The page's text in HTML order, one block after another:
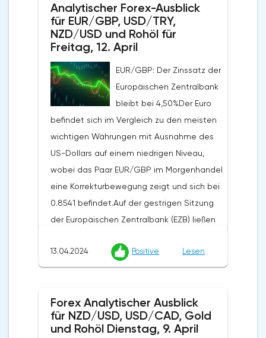
Erwartungen der Analysten von 0,3% und
der jährliche Index lag bei 3,5%, ebenfalls
über den prognostizierten 3,4%. Der
Vorjahr um 2,1% von den vorherigen 1,6%,
obwohl Analysten einen Anstieg auf 2,2%
erwartet hatten, während der monatliche
Index von 0,6% auf 0,2% zurückging und die
Prognosen von 0,3% übertraf. Die zugrunde
liegende Inflationsrate stieg von 2,1% auf
2,4%, während die Prognose bei 2,3% lag.
Diese Daten verstärkten die Zweifel an der
Bereitschaft der Federal Reserve, den
Zinssatz bereits im Juni um 25 Basispunkte
zeigte ebenfalls schwache Ergebnisse: Die
entspricht, wobei der vorherige Wert von
-1,0% auf -2,5% revidiert
Analytischer Forex-Ausblick
für EUR/GBP, USD/TRY,
NZD/USD und Rohöl für
Freitag, 12. April
EUR/GBP: Der Zinssatz der
Europäischen Zentralbank
bleibt bei 4,50%Der Euro
befindet sich im Vergleich zu den meisten
wichtigen Währungen mit Ausnahme des
US-Dollars auf einem niedrigen Niveau,
wobei das Paar EUR/GBP im Morgenhandel
eine Korrekturbewegung zeigt und sich bei
0.8541 befindet.Auf der gestrigen Sitzung
der Europäischen Zentralbank (EZB) ließen
unverändert (Leitzins 4,50%, Marginsatz
4,75%, Einlagensatz 4,00%) und äußerten
Inflationsdruck nachlässt. Die
Regulierungsbehörden haben bestätigt,
dass die aktuelle Verlangsamung des
13.04.2024 Positive Lesen
Forex Analytischer Ausblick
für NZD/USD, USD/CAD, Gold
und Rohöl Dienstag, 9. April